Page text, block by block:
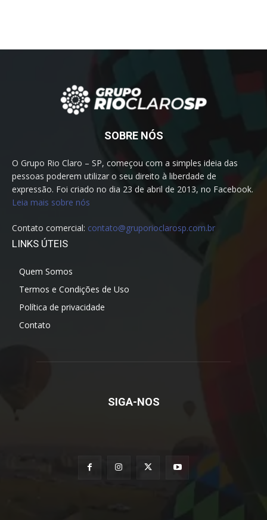
SOBRE NÓS
O Grupo Rio Claro – SP, começou com a simples ideia das
pessoas poderem utilizar o seu direito à liberdade de
expressão. Foi criado no dia 23 de abril de 2013, no Facebook.
Leia mais sobre nós
Contato comercial: contato@gruporioclarosp.com.br
LINKS ÚTEIS
Quem Somos
Termos e Condições de Uso
Política de privacidade
Contato
SIGA-NOS